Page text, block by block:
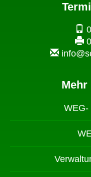
Mehr
WEG-